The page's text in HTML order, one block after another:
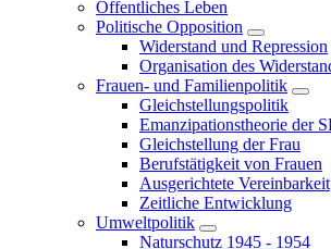
Öffentliches Leben
Politische Opposition
Widerstand und Repression
Organisation des
Frauen- und Familienpolitik
Gleichstellungspolitik
Emanzipationstheorie der
Gleichstellung der Frau
Berufstätigkeit von Frauen
Ausgerichtete Vereinbarkeit
Zeitliche Entwicklung
Umweltpolitik
Naturschutz 1945 - 1954